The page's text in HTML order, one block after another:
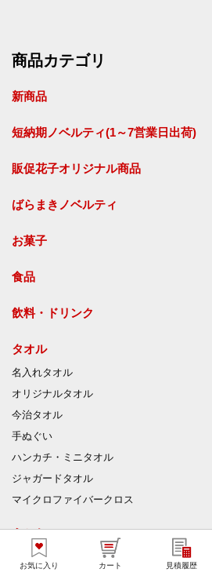
お気に入り カート 見積履歴
商品カテゴリ
新商品
短納期ノベルティ(1～7営業日出荷)
販促花子オリジナル商品
ばらまきノベルティ
お菓子
食品
飲料・ドリンク
タオル
名入れタオル
オリジナルタオル
今治タオル
手ぬぐい
ハンカチ・ミニタオル
ジャガードタオル
マイクロファイバークロス
うちわ
竹うちわ